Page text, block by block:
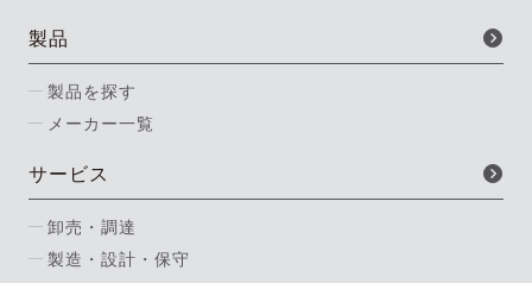
製品
製品を探す
メーカー一覧
サービス
卸売・調達
製造・設計・保守